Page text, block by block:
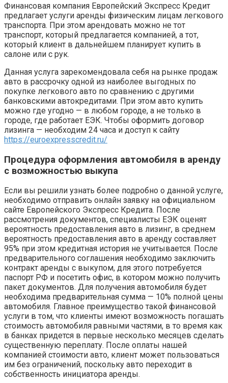
Финансовая компания Европейский Экспресс Кредит
предлагает услуги аренды физическим лицам легкового
транспорта. При этом арендовать можно не тот
транспорт, который предлагается компанией, а тот,
который клиент в дальнейшем планирует купить в
салоне или с рук.
Данная услуга зарекомендовала себя на рынке продаж
авто в рассрочку одной из наиболее выгодных по
покупке легкового авто по сравнению с другими
банковскими автокредитами. При этом авто купить
можно где угодно — в любом городе, а не только в
городе, где работает ЕЭК. Чтобы оформить договор
лизинга — необходим 24 часа и доступ к сайту
https://euroexpresscredit.ru/
Процедура оформления автомобиля в аренду
с возможностью выкупа
Если вы решили узнать более подробно о данной услуге,
необходимо отправить онлайн заявку на официальном
сайте Европейского Экспресс Кредита. После
рассмотрения документов, специалисты ЕЭК оценят
вероятность предоставления авто в лизинг, в среднем
вероятность предоставления авто в аренду составляет
95% при этом кредитная история не учитывается. После
предварительного соглашения необходимо заключить
контракт аренды с выкупом, для этого потребуется
паспорт РФ и посетить офис, в котором можно получить
пакет документов. Для получения автомобиля будет
необходима предварительная сумма — 10% полной цены
автомобиля. Главное преимущество такой финансовой
услуги в том, что клиенты имеют возможность погашать
стоимость автомобиля равными частями, в то время как
в банках придется в первые несколько месяцев сделать
существенную переплату. После оплаты нашей
компанией стоимости авто, клиент может пользоваться
им без ограничений, поскольку авто переходит в
собственность инициатора аренды.